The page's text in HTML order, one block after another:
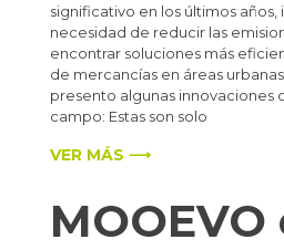
significativo en los últimos años,
necesidad de reducir las
encontrar soluciones más
de mercancías en áreas
presento algunas innovaciones
campo: Estas son solo
VER MÁS ⟶
MOOEVO